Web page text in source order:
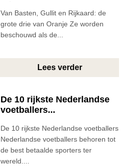
Van Basten, Gullit en Rijkaard: de
grote drie van Oranje Ze worden
beschouwd als de...
Lees verder
De 10 rijkste Nederlandse
voetballers...
De 10 rijkste Nederlandse voetballers
Nederlandse voetballers behoren tot
de best betaalde sporters ter
wereld....